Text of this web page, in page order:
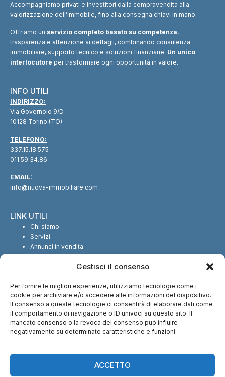
Gestisci il consenso
Per fornire le migliori esperienze, utilizziamo tecnologie come i
cookie per archiviare e/o accedere alle informazioni del dispositivo.
Il consenso a queste tecnologie ci consentirà di elaborare dati come
il comportamento di navigazione o ID univoci su questo sito. Il
mancato consenso o la revoca del consenso può influire
negativamente su determinate caratteristiche e funzioni.
ACCETTO
Accompagniamo privati e investitori dalla compravendita alla
valorizzazione dell’immobile, fino alla consegna chiavi in mano.
Offriamo un servizio completo basato su competenza,
trasparenza e attenzione ai dettagli, combinando consulenza
immobiliare, supporto tecnico e soluzioni finanziarie. Un unico
interlocutore per trasformare ogni opportunità in valore.
INFO UTILI
INDIRIZZO:
Via Governolo 9/D
10128 Torino (TO)
TELEFONO:
337.15.18.575
011.59.34.86
EMAIL:
info@nuova-immobiliare.com
LINK UTILI
Chi siamo
Servizi
Annunci in vendita
SEGUICI SUI SOCIAL
CI TROVI ANCHE SU: